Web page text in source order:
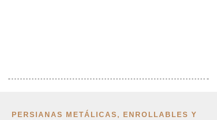
PERSIANAS METÁLICAS, ENROLLABLES Y